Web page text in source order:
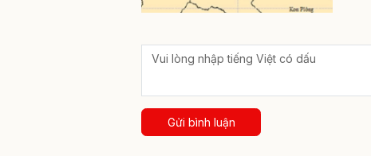
Gửi bình luận